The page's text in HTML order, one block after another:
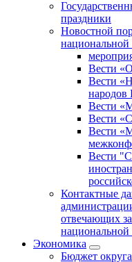
праздники
Новостной
Вести
Вести
народов
Вести
Вести
Вести
Вести
Контактные
отвечающих
Экономика
Бюджет округa